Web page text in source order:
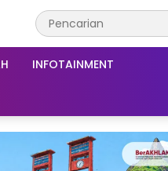
INFOTAINMENT